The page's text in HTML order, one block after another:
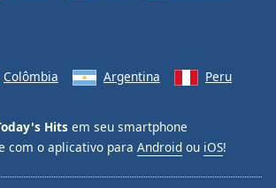
Colômbia Argentina Peru
Hits em seu smartphone
com o aplicativo para Android ou iOS!